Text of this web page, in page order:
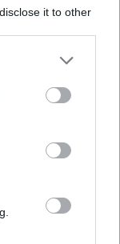
it to other
se maradj le
a Mortal